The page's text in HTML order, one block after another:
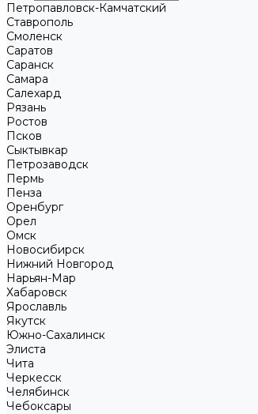
Петропавловск-Камчатский
Ставрополь
Смоленск
Саратов
Саранск
Самара
Салехард
Рязань
Ростов
Псков
Сыктывкар
Петрозаводск
Пермь
Пенза
Оренбург
Орел
Омск
Новосибирск
Нижний Новгород
Нарьян-Мар
Хабаровск
Ярославль
Якутск
Южно-Сахалинск
Элиста
Чита
Черкесск
Челябинск
Чебоксары